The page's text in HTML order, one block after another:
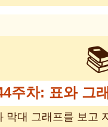
주차: 표와 그
막대 그래프를 보고